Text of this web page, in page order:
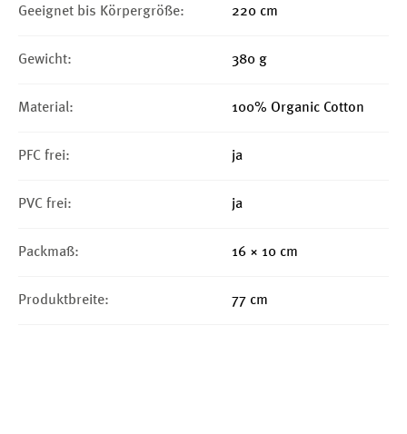
Geeignet bis Körpergröße: 220 cm
Gewicht: 380 g
Material: 100% Organic Cotton
PFC frei: ja
PVC frei: ja
Packmaß: 16 × 10 cm
Produktbreite: 77 cm